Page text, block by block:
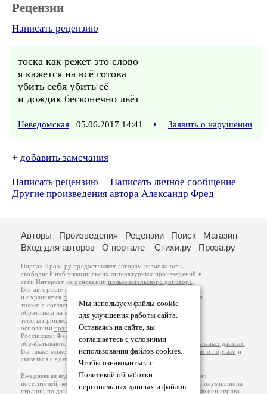
Рецензии
Написать рецензию
тоска как режет это слово
я кажется на всё готова
убить себя убить её
и дождик бесконечно льёт
Неведомская 05.06.2017 14:41 • Заявить о нарушении
+ добавить замечания
Написать рецензию
Написать личное сообщение
Другие произведения автора Александр Фред
Мы используем файлы cookie
для улучшения работы сайта.
Оставаясь на сайте, вы
соглашаетесь с условиями
использования файлов cookies.
Чтобы ознакомиться с
Политикой обработки
персональных данных и файлов
Авторы Произведения Рецензии Поиск
Магазин
Вход для авторов
О портале Стихи.ру Проза.ру
Портал Проза.ру предоставляет авторам возможность
свободной публикации своих литературных произведений в
сети Интернет на основаниипользовательского договора
Все авторские права на произведения принадлежат авторам
и охраняются законом
. Перепечатка произведений возможна
только с согласия его автора, к которому вы можете
обратиться на его авторской странице. Ответственность за
тексты произведений авторы несут самостоятельно на
основанииправил публикацииизаконодательства
Российской Федерации
обрабатываются на основанииПолитики обработки персональных данных
Вы также можете посмотреть более подробнуюинформацию о портале и
связаться с администрацией
Ежедневная аудитория портала Проза.ру – порядка 100 тысяч
посетителей, которые в общей сумме просматривают более полумиллиона
страниц по данным счетчика посещаемости, который расположен справа